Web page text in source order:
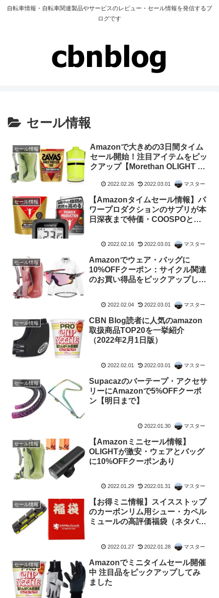
自転車情報・自転車関連製品やサービスのレビュー・セール情報を発信するブ
ログです
セール情報
セール情報
Amazonで大きめの3日間タイム
セール開始！注目アイテムをピッ
クアップ【Morethan OLIGHT ザ
2022.02.26 2022.03.01 マスター
セール情報
【Amazonタイムセール情報】パ
ワープロダクションのサプリが本
日深夜まで特価・COOSPOと
2022.02.16 2022.03.01 マスター
セール情報
Amazonでウェア・バッグに
10%OFFクーポン：サイクル関連
のお買い得品をピックアップして
2022.02.04 2022.03.01 マスター
セール情報
CBN Blog読者に人気のamazon
取扱商品TOP20を一挙紹介
（2022年2月1日版）
2022.02.01 2022.03.01 マスター
セール情報
Supacazのバーテープ・アクセサ
リーにAmazonで5%OFFクーポ
ン【明日まで】
2022.01.30 マスター
セール情報
【Amazonミニセール情報】
OLIGHTが激安・ウェアとバッグ
に10%OFFクーポンあり
2022.01.29 2022.01.31 マスター
セール情報
【お得ミニ情報】スイスストップ
のカーボンリム用シュー・カペル
ミュールの高評価福袋（ネタバレ
2022.01.27 2022.01.28 マスター
セール情報
Amazonでミニタイムセール開催
中 注目品をピックアップしてみ
ました